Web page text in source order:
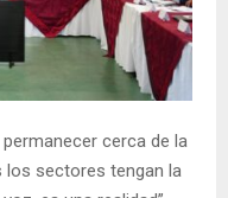
cerca de la
los sectores tengan la